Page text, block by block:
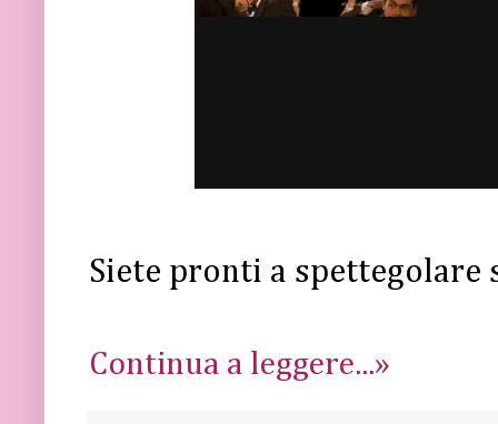
Siete pronti a
Continua a leggere...»